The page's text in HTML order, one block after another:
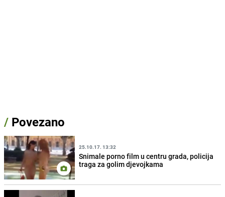
/ Povezano
25.10.17. 13:32
Snimale porno film u centru grada, policija
traga za golim djevojkama